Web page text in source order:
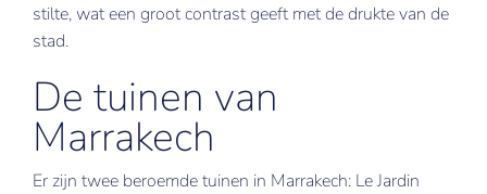
stilte, wat een groot contrast geeft met de drukte van de
stad.
De tuinen van
Marrakech
Er zijn twee beroemde tuinen in Marrakech: Le Jardin